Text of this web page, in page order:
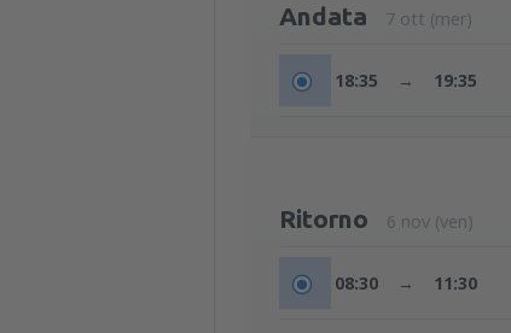
Andata 7 ott (mer)
18:35 → 19:35
Ritorno 6 nov (ven)
08:30 → 11:30